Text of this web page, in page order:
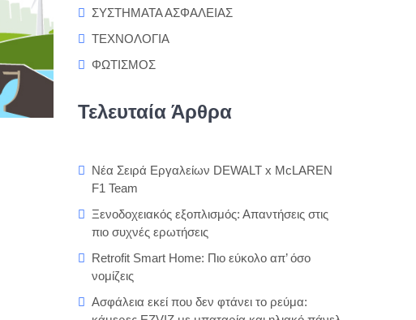
ΣΥΣΤΗΜΑΤΑ ΑΣΦΑΛΕΙΑΣ
ΤΕΧΝΟΛΟΓΙΑ
ΦΩΤΙΣΜΟΣ
Τελευταία Άρθρα
Νέα Σειρά Εργαλείων DEWALT x McLAREN
F1 Team
Ξενοδοχειακός εξοπλισμός: Απαντήσεις στις
πιο συχνές ερωτήσεις
Retrofit Smart Home: Πιο εύκολο απ’ όσο
νομίζεις
Ασφάλεια εκεί που δεν φτάνει το ρεύμα: